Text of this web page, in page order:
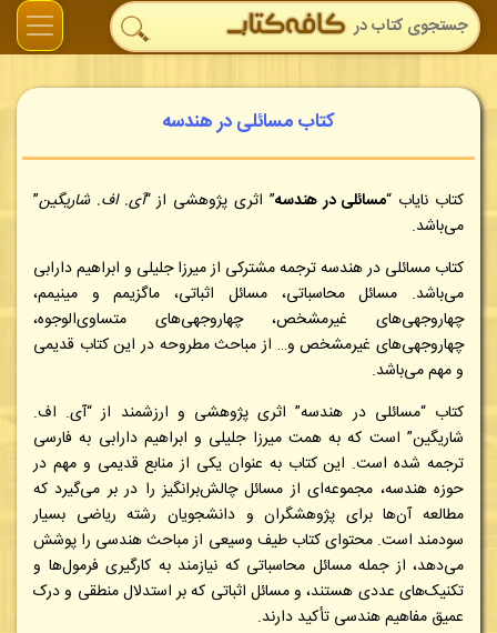
کتاب مسائلی در هندسه
کتاب نایاب “مسائلی در هندسه” اثری پژوهشی از “آی. اف. شاریگین”
می‌باشد.
کتاب مسائلی در هندسه ترجمه مشترکی از میرزا جلیلی و ابراهیم دارابی
می‌باشد. مسائل محاسباتی، مسائل اثباتی، ماگزیمم و مینیمم،
چهاروجهی‌های غیرمشخص، چهاروجهی‌های متساوی‌الوجوه،
چهاروجهی‌های غیرمشخص و… از مباحث مطروحه در این کتاب قدیمی
و مهم می‌باشد.
کتاب “مسائلی در هندسه” اثری پژوهشی و ارزشمند از “آی. اف.
شاریگین” است که به همت میرزا جلیلی و ابراهیم دارابی به فارسی
ترجمه شده است. این کتاب به عنوان یکی از منابع قدیمی و مهم در
حوزه هندسه، مجموعه‌ای از مسائل چالش‌برانگیز را در بر می‌گیرد که
مطالعه آن‌ها برای پژوهشگران و دانشجویان رشته ریاضی بسیار
سودمند است. محتوای کتاب طیف وسیعی از مباحث هندسی را پوشش
می‌دهد، از جمله مسائل محاسباتی که نیازمند به کارگیری فرمول‌ها و
تکنیک‌های عددی هستند، و مسائل اثباتی که بر استدلال منطقی و درک
عمیق مفاهیم هندسی تأکید دارند.